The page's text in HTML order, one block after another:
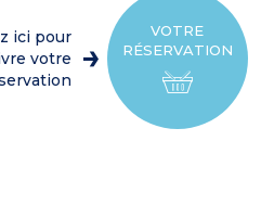
VOTRE
RÉSERVATION
ici pour
votre